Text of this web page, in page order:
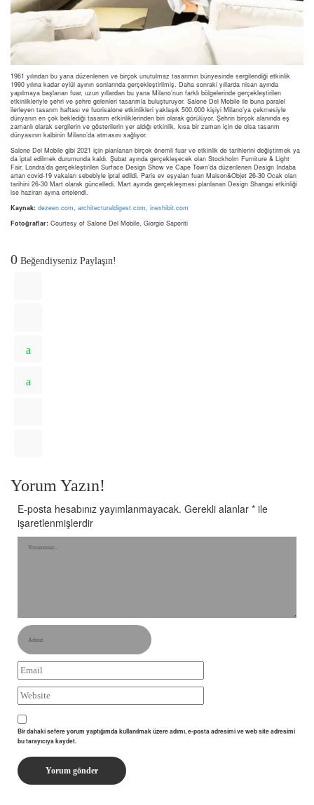
1961 yılından bu yana düzenlenen ve birçok unutulmaz tasarımın bünyesinde sergilendiği etkinlik
1990 yılına kadar eylül ayının sonlarında gerçekleştirilmiş. Daha sonraki yıllarda nisan ayında
yapılmaya başlanan fuar, uzun yıllardan bu yana Milano’nun farklı bölgelerinde gerçekleştirilen
etkinlikleriyle şehri ve şehre gelenleri tasarımla buluşturuyor. Salone Del Mobile ile buna paralel
ilerleyen tasarım haftası ve fuorisalone etkinlikleri yaklaşık 500.000 kişiyi Milano’ya çekmesiyle
dünyanın en çok beklediği tasarım etkinliklerinden biri olarak görülüyor. Şehrin birçok alanında eş
zamanlı olarak sergilerin ve gösterilerin yer aldığı etkinlik, kısa bir zaman için de olsa tasarım
dünyasının kalbinin Milano’da atmasını sağlıyor.
Salone Del Mobile gibi 2021 için planlanan birçok önemli fuar ve etkinlik de tarihlerini değiştirmek ya
da iptal edilmek durumunda kaldı. Şubat ayında gerçekleşecek olan Stockholm Furniture & Light
Fair, Londra’da gerçekleştirilen Surface Design Show ve Cape Town’da düzenlenen Design Indaba
artan covid-19 vakaları sebebiyle iptal edildi. Paris ev eşyaları fuarı Maison&Objet 26-30 Ocak olan
tarihini 26-30 Mart olarak güncelledi. Mart ayında gerçekleşmesi planlanan Design Shangai etkinliği
ise haziran ayına ertelendi.
Kaynak: dezeen.com, architecturaldigest.com, inexhibit.com
Fotoğraflar: Courtesy of Salone Del Mobile, Giorgio Saporiti
0 Beğendiyseniz Paylaşın!
Yorum Yazın!
E-posta hesabınız yayımlanmayacak. Gerekli alanlar * ile
işaretlenmişlerdir
Bir dahaki sefere yorum yaptığımda kullanılmak üzere adımı, e-posta adresimi ve web site adresimi
bu tarayıcıya kaydet.